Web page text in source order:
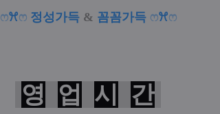
ෆꕮෆ 정성가득 & 꼼꼼가득 ෆꕮෆ
영 업 시 간